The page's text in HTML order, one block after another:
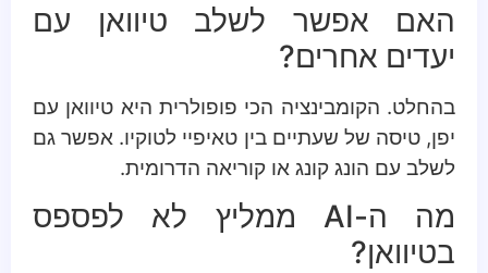
האם אפשר לשלב טיוואן עם
יעדים אחרים?
בהחלט. הקומבינציה הכי פופולרית היא טיוואן עם
יפן, טיסה של שעתיים בין טאיפיי לטוקיו. אפשר גם
לשלב עם הונג קונג או קוריאה הדרומית.
מה ה-AI ממליץ לא לפספס
בטיוואן?